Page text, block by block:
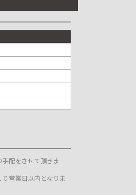
配をさせて頂きま
０営業日以内となりま